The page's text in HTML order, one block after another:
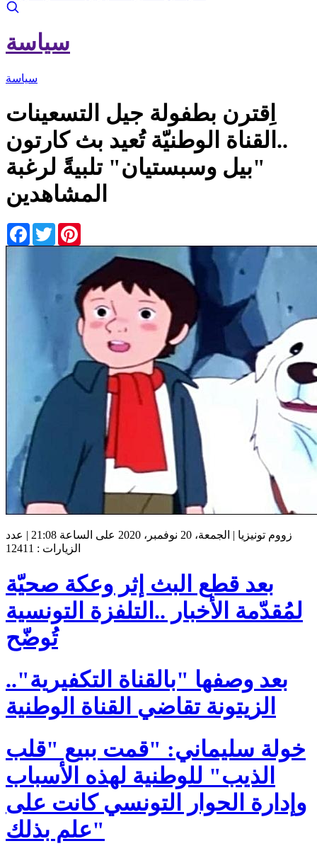
سياسة
سياسة
اِقترن بطفولة جيل التسعينات
..القناة الوطنيّة تُعيد بث كارتون
"بيل وسبستيان" تلبيةً لرغبة
المشاهدين
Facebook
Twitter
زووم تونيزيا | الجمعة، 20 نوفمبر، 2020 على الساعة 21:08 | عدد
الزيارات : 12411
بعد قطع البث إثر وعكة صحيّة
لمُقدّمة الأخبار ..التلفزة التونسية
تُوضّح
بعد وصفها "بالقناة التكفيرية"..
الزيتونة تقاضي القناة الوطنية
خولة سليماني: "قمت ببيع "قلب
الذيب" للوطنية لهذه الأسباب
وإدارة الحوار التونسي كانت على
علم بذلك"